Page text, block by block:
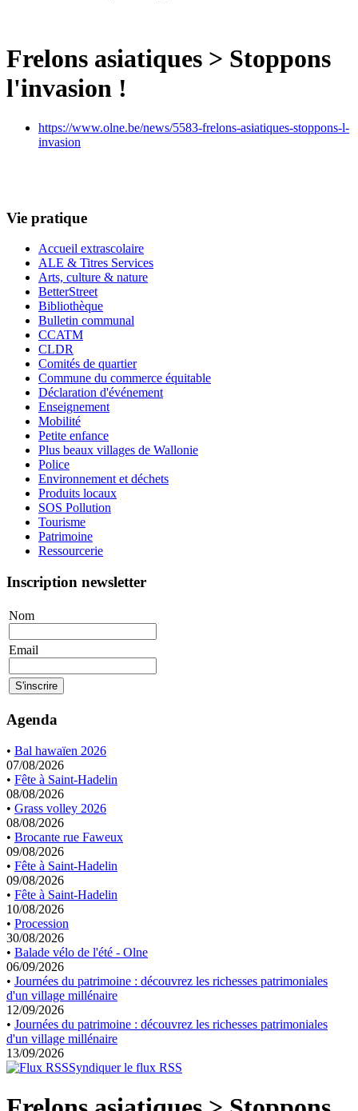
Frelons asiatiques > Stoppons
l'invasion !
https://www.olne.be/news/5583-frelons-asiatiques-stoppons-l-
invasion
Vie pratique
Accueil extrascolaire
ALE & Titres Services
Arts, culture & nature
BetterStreet
Bibliothèque
Bulletin communal
CCATM
CLDR
Comités de quartier
Commune du commerce équitable
Déclaration d'événement
Enseignement
Mobilité
Petite enfance
Plus beaux villages de Wallonie
Police
Environnement et déchets
Produits locaux
SOS Pollution
Tourisme
Patrimoine
Ressourcerie
Inscription newsletter
Nom
Email
Agenda
• Bal hawaïen 2026
07/08/2026
• Fête à Saint-Hadelin
08/08/2026
• Grass volley 2026
08/08/2026
• Brocante rue Faweux
09/08/2026
• Fête à Saint-Hadelin
09/08/2026
• Fête à Saint-Hadelin
10/08/2026
• Procession
30/08/2026
• Balade vélo de l'été - Olne
06/09/2026
• Journées du patrimoine : découvrez les richesses patrimoniales
d'un village millénaire
12/09/2026
• Journées du patrimoine : découvrez les richesses patrimoniales
d'un village millénaire
13/09/2026
Syndiquer le flux RSS